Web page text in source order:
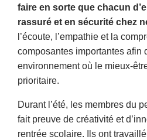
faire en sorte que chacun
rassuré et en sécurité chez
l’écoute, l’empathie et la
composantes importantes afin
environnement où le mieux-
prioritaire.
Durant l’été, les membres du
fait preuve de créativité et
rentrée scolaire. Ils ont